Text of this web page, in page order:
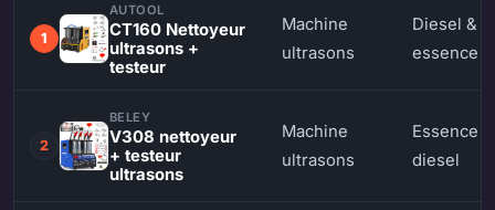
1
AUTOOL
CT160 Nettoyeur
ultrasons +
testeur
Machine
ultrasons
Diesel &
essence
2
BELEY
V308 nettoyeur
+ testeur
ultrasons
Machine
ultrasons
Essence &
diesel